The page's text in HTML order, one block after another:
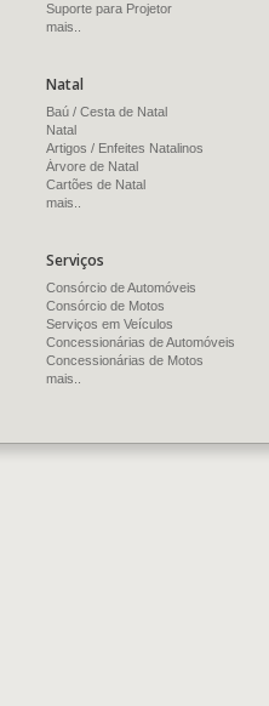
Suporte para Projetor
mais..
Natal
Baú / Cesta de Natal
Natal
Artigos / Enfeites Natalinos
Árvore de Natal
Cartões de Natal
mais..
Serviços
Consórcio de Automóveis
Consórcio de Motos
Serviços em Veículos
Concessionárias de Automóveis
Concessionárias de Motos
mais..